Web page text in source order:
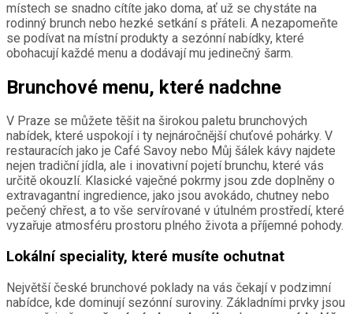
místech se snadno cítíte jako doma, ať už se chystáte na
rodinný brunch nebo hezké setkání s přáteli. A nezapomeňte
se podívat na místní produkty a sezónní nabídky, které
obohacují každé menu a dodávají mu jedinečný šarm.
Brunchové menu, které nadchne
V Praze se můžete těšit na širokou paletu brunchových
nabídek, které uspokojí i ty nejnáročnější chuťové pohárky. V
restauracích jako je Café Savoy nebo Můj šálek kávy najdete
nejen tradiční jídla, ale i inovativní pojetí brunchu, které vás
určitě okouzlí. Klasické vaječné pokrmy jsou zde doplněny o
extravagantní ingredience, jako jsou avokádo, chutney nebo
pečený chřest, a to vše servírované v útulném prostředí, které
vyzařuje atmosféru prostoru plného života a příjemné pohody.
Lokální speciality, které musíte ochutnat
Největší české brunchové poklady na vás čekají v podzimní
nabídce, kde dominují sezónní suroviny. Základními prvky jsou